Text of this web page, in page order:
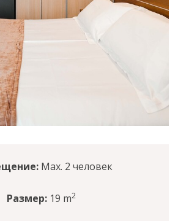
Max. 2 человек
Размер:19 m2